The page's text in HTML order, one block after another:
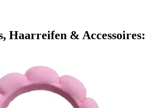
Haarreifen & Accessoires: